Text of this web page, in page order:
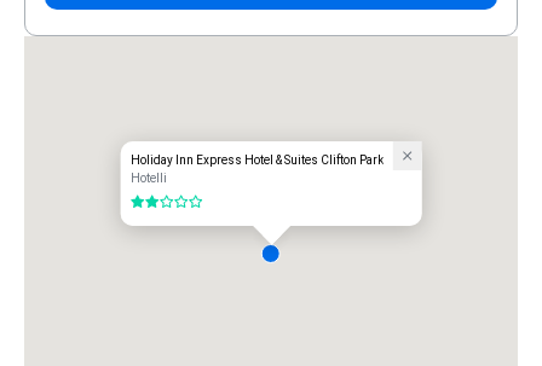
Holiday Inn Express Hotel & Suites Clifton Park
Hotelli
2 / 5